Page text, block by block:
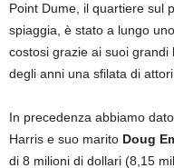
Point Dume, il quartiere sul
spiaggia, è stato a lungo
costosi grazie ai suoi
degli anni una sfilata di
In precedenza abbiamo
Harris e suo marito Doug
di 8 milioni di dollari (8,15